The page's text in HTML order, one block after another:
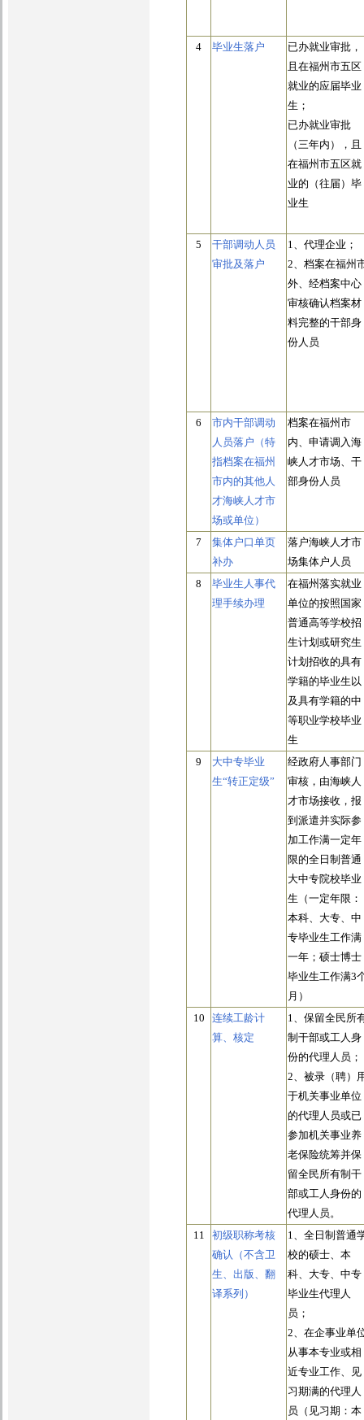
4 毕业生落户
已办就业审批，
且在福州市五区
就业的应届毕业
生；
已办就业审批
（三年内），且
在福州市五区就
业的（往届）毕
业生
5
干部调动人员
审批及落户
1、代理企业；
2、档案在福州
外、经档案中心
审核确认档案材
料完整的干部身
份人员
6
市内干部调动
人员落户（特
指档案在福州
市内的其他人
才海峡人才市
场或单位）
档案在福州市
内、申请调入海
峡人才市场、干
部身份人员
7
集体户口单页
补办
落户海峡人才市
场集体户人员
8
毕业生人事代
理手续办理
在福州落实就业
单位的按照国家
普通高等学校招
生计划或研究生
计划招收的具有
学籍的毕业生以
及具有学籍的中
等职业学校毕业
生
9
大中专毕业
生“转正定级”
经政府人事部门
审核，由海峡人
才市场接收，报
到派遣并实际参
加工作满一定年
限的全日制普通
大中专院校毕业
生（一定年限：
本科、大专、中
专毕业生工作满
一年；硕士博士
毕业生工作满3
月）
10
连续工龄计
算、核定
1、保留全民所
制干部或工人身
份的代理人员；
2、被录（聘）
于机关事业单位
的代理人员或已
参加机关事业养
老保险统筹并保
留全民所有制干
部或工人身份的
代理人员。
11
初级职称考核
确认（不含卫
生、出版、翻
译系列）
1、全日制普通
校的硕士、本
科、大专、中专
毕业生代理人
员；
2、在企事业单
从事本专业或相
近专业工作、见
习期满的代理人
员（见习期：本